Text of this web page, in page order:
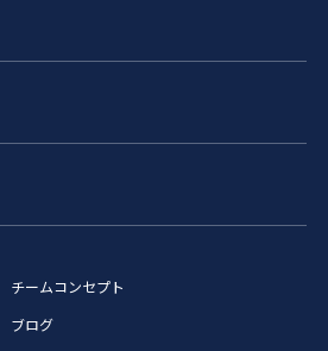
チームコンセプト
ブログ